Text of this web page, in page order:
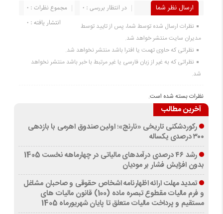
ارسال نظر شما مجموع نظرات : 0
در انتظار بررسی : 0
انتشار یافته : 0
نظرات ارسال شده توسط شما، پس از تایید توسط
مدیران سایت منتشر خواهد شد.
نظراتی که حاوی تهمت یا افترا باشد منتشر نخواهد شد.
نظراتی که به غیر از زبان فارسی یا غیر مرتبط با خبر باشد منتشر نخواهد
شد.
نظرات بسته شده است.
آخرین مطالب
رکوردشکنی تاریخی «نارنج»؛ اولین صندوق اهرمی با بازدهی
۳۰۰ درصدی یکساله
رشد ۴۶ درصدی درآمدهای مالیاتی در چهارماهه نخست 1405
بدون افزایش فشار بر مودیان
تمدید مهلت ارائه اظهارنامه اشخاص حقوقی و صاحبان مشاغل
و فرم مالیات مقطوع تبصره ماده (100) قانون مالیات های
مستقیم و پرداخت مالیات متعلق تا پایان شهریورماه 1405